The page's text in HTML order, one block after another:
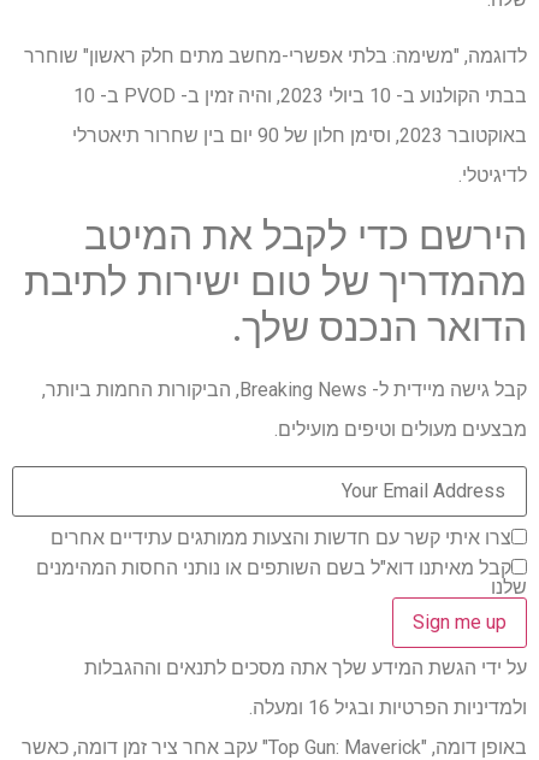
לדוגמה, "משימה: בלתי אפשרי-מחשב מתים חלק ראשון" שוחרר
בבתי הקולנוע ב- 10 ביולי 2023, והיה זמין ב- PVOD ב- 10
באוקטובר 2023, וסימן חלון של 90 יום בין שחרור תיאטרלי
לדיגיטלי.
הירשם כדי לקבל את המיטב
מהמדריך של טום ישירות לתיבת
הדואר הנכנס שלך.
קבל גישה מיידית ל- Breaking News, הביקורות החמות ביותר,
מבצעים מעולים וטיפים מועילים.
צרו איתי קשר עם חדשות והצעות ממותגים עתידיים אחרים
קבל מאיתנו דוא"ל בשם השותפים או נותני החסות המהימנים
שלנו
על ידי הגשת המידע שלך אתה מסכים לתנאים וההגבלות
ולמדיניות הפרטיות ובגיל 16 ומעלה.
באופן דומה, "Top Gun: Maverick" עקב אחר ציר זמן דומה, כאשר